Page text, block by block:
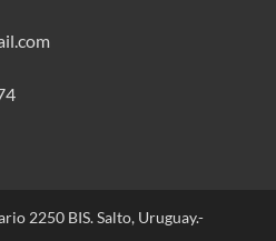
2250 BIS. Salto, Uruguay.-